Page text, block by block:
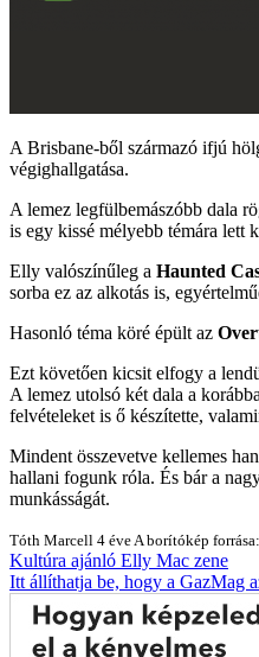
A Brisbane-ből származó ifjú
végighallgatása.
A lemez legfülbemászóbb dala
is egy kissé mélyebb témára lett
Elly valószínűleg a Haunted
sorba ez az alkotás is,
Hasonló téma köré épült az
Ezt követően kicsit elfogy a
A lemez utolsó két dala a
felvételeket is ő készítette,
Mindent összevetve kellemes
hallani fogunk róla. És bár a
munkásságát.
Tóth Marcell 4 éve A borítókép
Kultúra ajánló Elly Mac zene
Itt állíthatja be, hogy a GazMag